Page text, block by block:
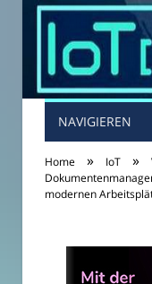
NAVIGIEREN
Home » IoT »
modernen